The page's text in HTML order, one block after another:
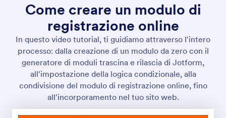
Come creare un modulo di
registrazione online
In questo video tutorial, ti guidiamo attraverso l'intero
processo: dalla creazione di un modulo da zero con il
generatore di moduli trascina e rilascia di Jotform,
all'impostazione della logica condizionale, alla
condivisione del modulo di registrazione online, fino
all'incorporamento nel tuo sito web.